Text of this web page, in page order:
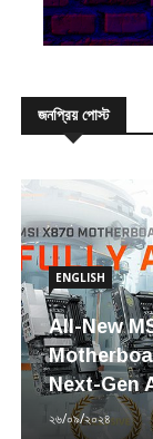
জনপ্রিয় পোস্ট
ENGLISH
All-New
Next-Gen
২৬/০৯/২০২৪